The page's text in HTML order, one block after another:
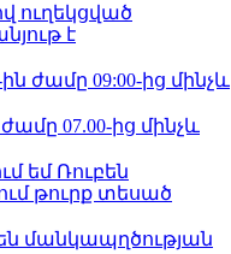
ուղեկցված
է
ժամը 09:00-ից մինչև
ժամը 07.00-ից մինչև
եմ Ռուբեն
թուրք տեսած
մանկապղծության